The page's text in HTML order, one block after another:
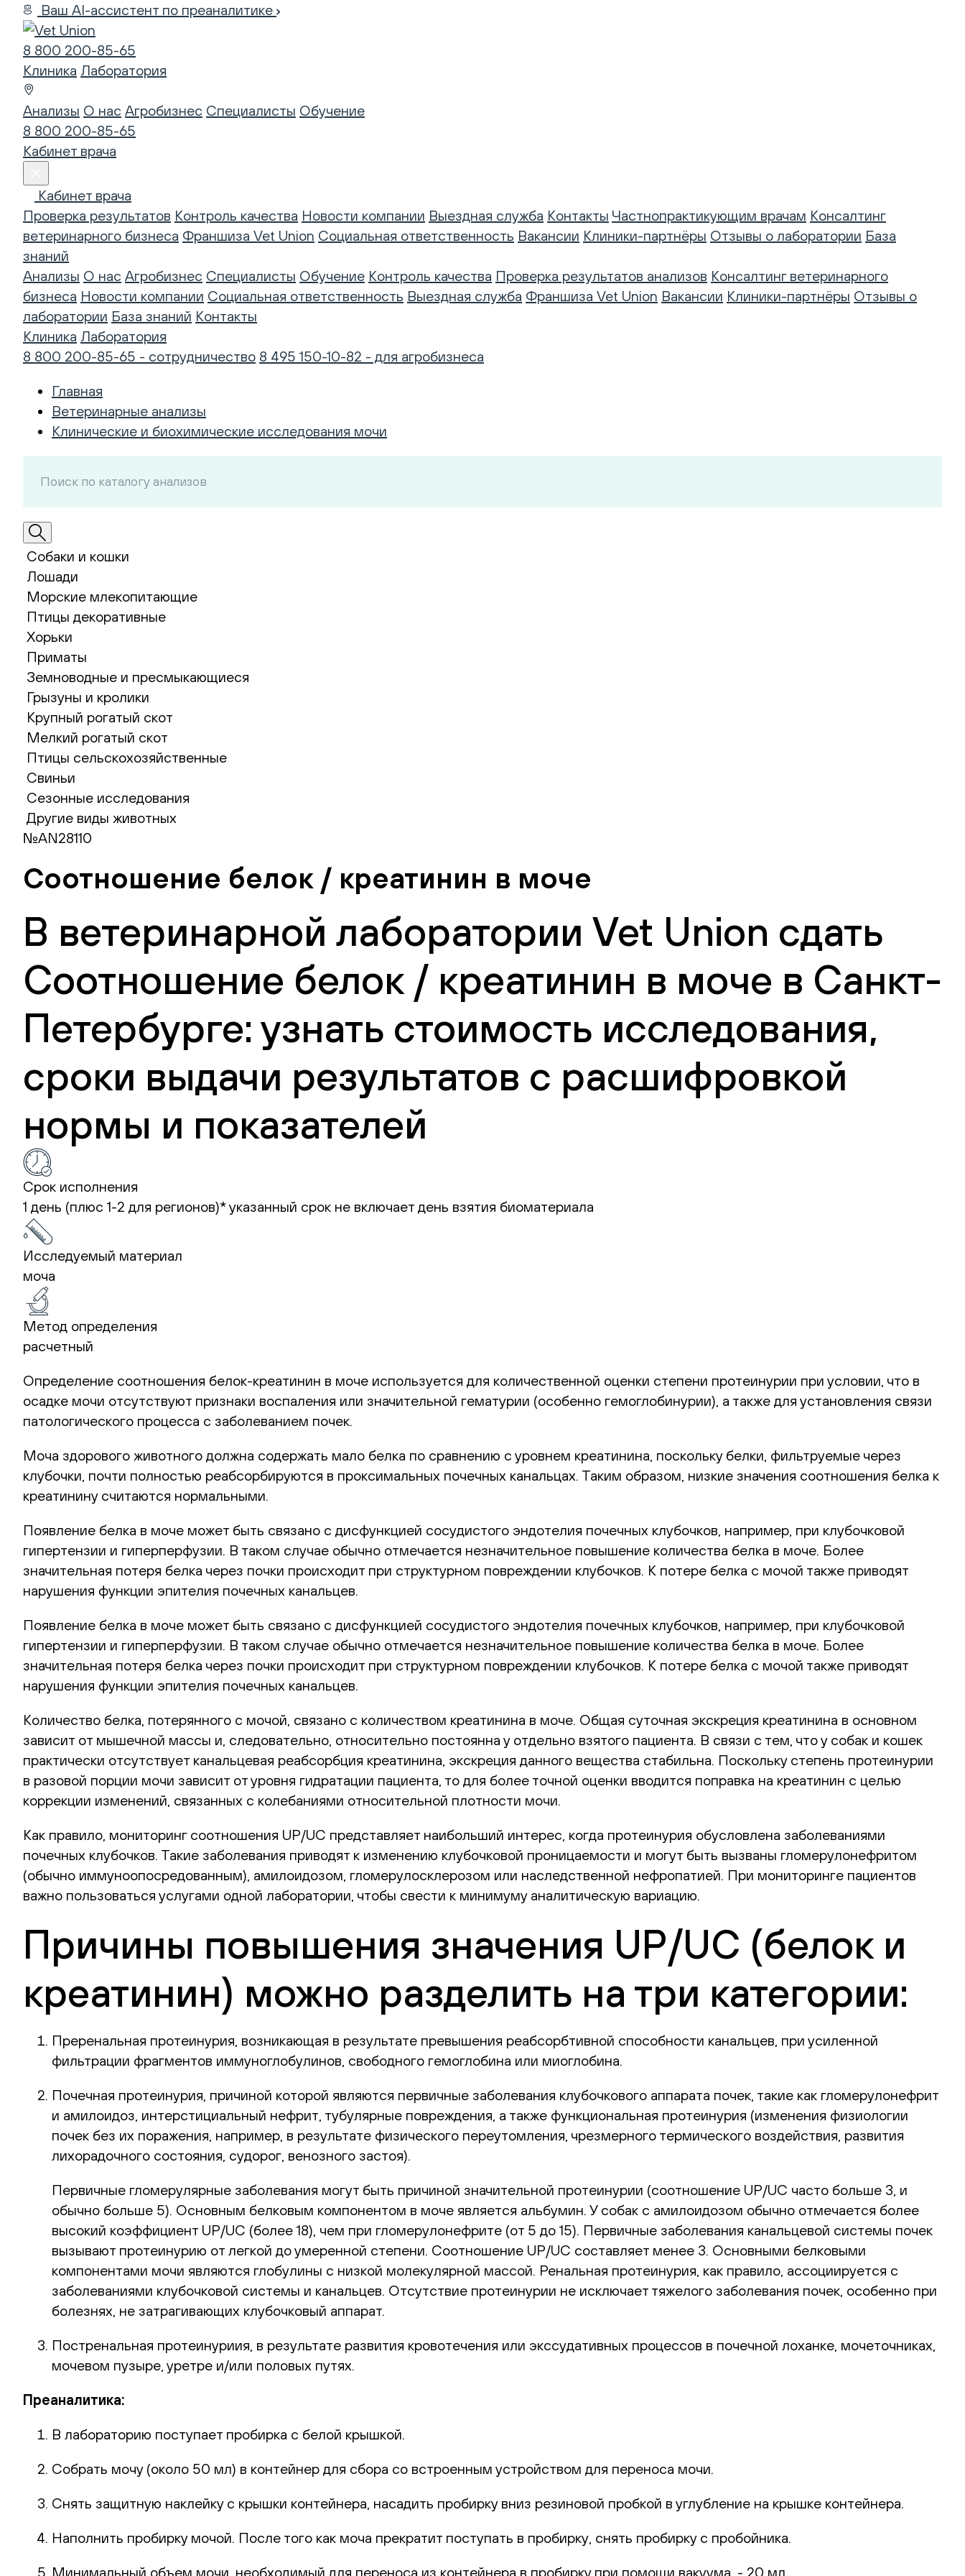
Ваш AI-ассистент по преаналитике
8 800 200-85-65
Клиника Лаборатория
Анализы О нас Агробизнес Специалисты Обучение
8 800 200-85-65
Кабинет врача
Кабинет врача
Проверка результатов Контроль качества Новости компании Выездная служба Контакты Частнопрактикующим врачам Консалтинг
ветеринарного бизнеса Франшиза Vet Union Социальная ответственность Вакансии Клиники-партнёры Отзывы о лаборатории База
знаний
Анализы О нас Агробизнес Специалисты Обучение Контроль качества Проверка результатов анализов Консалтинг ветеринарного
бизнеса Новости компании Социальная ответственность Выездная служба Франшиза Vet Union Вакансии Клиники-партнёры Отзывы о
лаборатории База знаний Контакты
Клиника Лаборатория
8 800 200-85-65 - сотрудничество 8 495 150-10-82 - для агробизнеса
Главная
Ветеринарные анализы
Клинические и биохимические исследования мочи
Собаки и кошки
Лошади
Морские млекопитающие
Птицы декоративные
Хорьки
Приматы
Земноводные и пресмыкающиеся
Грызуны и кролики
Крупный рогатый скот
Мелкий рогатый скот
Птицы сельскохозяйственные
Свиньи
Сезонные исследования
Другие виды животных
№AN28110
Соотношение белок / креатинин в моче
В ветеринарной лаборатории Vet Union сдать
Соотношение белок / креатинин в моче в Санкт-
Петербурге: узнать стоимость исследования,
сроки выдачи результатов с расшифровкой
нормы и показателей
Срок исполнения
1 день (плюс 1-2 для регионов)*указанный срок не включает день взятия биоматериала
Исследуемый материал
моча
Метод определения
расчетный
Определение соотношения белок-креатинин в моче используется для количественной оценки степени протеинурии при условии, что в
осадке мочи отсутствуют признаки воспаления или значительной гематурии (особенно гемоглобинурии), а также для установления связи
патологического процесса с заболеванием почек.
Моча здорового животного должна содержать мало белка по сравнению с уровнем креатинина, поскольку белки, фильтруемые через
клубочки, почти полностью реабсорбируются в проксимальных почечных канальцах. Таким образом, низкие значения соотношения белка к
креатинину считаются нормальными.
Появление белка в моче может быть связано с дисфункцией сосудистого эндотелия почечных клубочков, например, при клубочковой
гипертензии и гиперперфузии. В таком случае обычно отмечается незначительное повышение количества белка в моче. Более
значительная потеря белка через почки происходит при структурном повреждении клубочков. К потере белка с мочой также приводят
нарушения функции эпителия почечных канальцев.
Появление белка в моче может быть связано с дисфункцией сосудистого эндотелия почечных клубочков, например, при клубочковой
гипертензии и гиперперфузии. В таком случае обычно отмечается незначительное повышение количества белка в моче. Более
значительная потеря белка через почки происходит при структурном повреждении клубочков. К потере белка с мочой также приводят
нарушения функции эпителия почечных канальцев.
Количество белка, потерянного с мочой, связано с количеством креатинина в моче. Общая суточная экскреция креатинина в основном
зависит от мышечной массы и, следовательно, относительно постоянна у отдельно взятого пациента. В связи с тем, что у собак и кошек
практически отсутствует канальцевая реабсорбция креатинина, экскреция данного вещества стабильна. Поскольку степень протеинурии
в разовой порции мочи зависит от уровня гидратации пациента, то для более точной оценки вводится поправка на креатинин с целью
коррекции изменений, связанных с колебаниями относительной плотности мочи.
Как правило, мониторинг соотношения UP/UC представляет наибольший интерес, когда протеинурия обусловлена заболеваниями
почечных клубочков. Такие заболевания приводят к изменению клубочковой проницаемости и могут быть вызваны гломерулонефритом
(обычно иммуноопосредованным), амилоидозом, гломерулосклерозом или наследственной нефропатией. При мониторинге пациентов
важно пользоваться услугами одной лаборатории, чтобы свести к минимуму аналитическую вариацию.
Причины повышения значения UP/UC (белок и
креатинин) можно разделить на три категории:
Преренальная протеинурия, возникающая в результате превышения реабсорбтивной способности канальцев, при усиленной
фильтрации фрагментов иммуноглобулинов, свободного гемоглобина или миоглобина.
Почечная протеинурия, причиной которой являются первичные заболевания клубочкового аппарата почек, такие как гломерулонефрит
и амилоидоз, интерстициальный нефрит, тубулярные повреждения, а также функциональная протеинурия (изменения физиологии
почек без их поражения, например, в результате физического переутомления, чрезмерного термического воздействия, развития
лихорадочного состояния, судорог, венозного застоя).
Первичные гломерулярные заболевания могут быть причиной значительной протеинурии (соотношение UP/UC часто больше 3, и
обычно больше 5). Основным белковым компонентом в моче является альбумин. У собак с амилоидозом обычно отмечается более
высокий коэффициент UP/UC (более 18), чем при гломерулонефрите (от 5 до 15). Первичные заболевания канальцевой системы почек
вызывают протеинурию от легкой до умеренной степени. Соотношение UP/UC составляет менее 3. Основными белковыми
компонентами мочи являются глобулины с низкой молекулярной массой. Ренальная протеинурия, как правило, ассоциируется с
заболеваниями клубочковой системы и канальцев. Отсутствие протеинурии не исключает тяжелого заболевания почек, особенно при
болезнях, не затрагивающих клубочковый аппарат.
Постренальная протеинуриия, в результате развития кровотечения или экссудативных процессов в почечной лоханке, мочеточниках,
мочевом пузыре, уретре и/или половых путях.
Преаналитика:
В лабораторию поступает пробирка с белой крышкой.
Собрать мочу (около 50 мл) в контейнер для сбора со встроенным устройством для переноса мочи.
Снять защитную наклейку с крышки контейнера, насадить пробирку вниз резиновой пробкой в углубление на крышке контейнера.
Наполнить пробирку мочой. После того как моча прекратит поступать в пробирку, снять пробирку с пробойника.
Минимальный объем мочи, необходимый для переноса из контейнера в пробирку при помощи вакуума, - 20 мл.